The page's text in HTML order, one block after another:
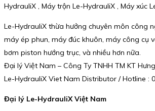
HydrauliX , Máy trộn Le-HydrauliX , Máy xúc
Le-HydrauliX thừa hưởng chuyên môn công
máy ép phun, máy đúc khuôn, máy công cụ
bơm piston hướng trục, và nhiều hơn nữa.
Đại lý Việt Nam – Công Ty TNHH TM KT
Le-HydrauliX Viet Nam Distributor / Hotline :
Đại lý Le-HydrauliX Việt Nam